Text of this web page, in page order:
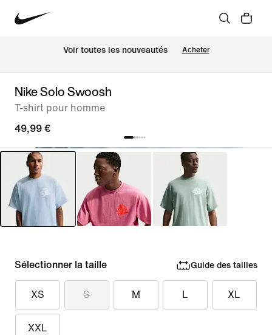
Voir toutes les nouveautés Acheter
Nike Solo Swoosh
T-shirt pour homme
49,99 €
Sélectionner la taille Guide des tailles
XS S M L XL
XXL